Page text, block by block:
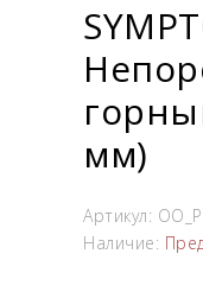
мм)
Артикул:
Наличие: